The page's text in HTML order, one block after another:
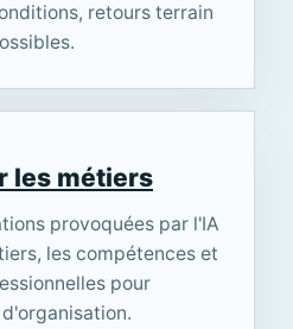
retours terrain
les métiers
provoquées par l'IA
les compétences et
pour